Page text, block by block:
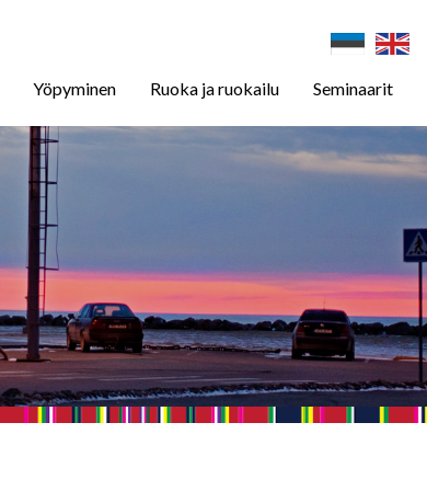
Yöpyminen Ruoka ja ruokailu Seminaarit